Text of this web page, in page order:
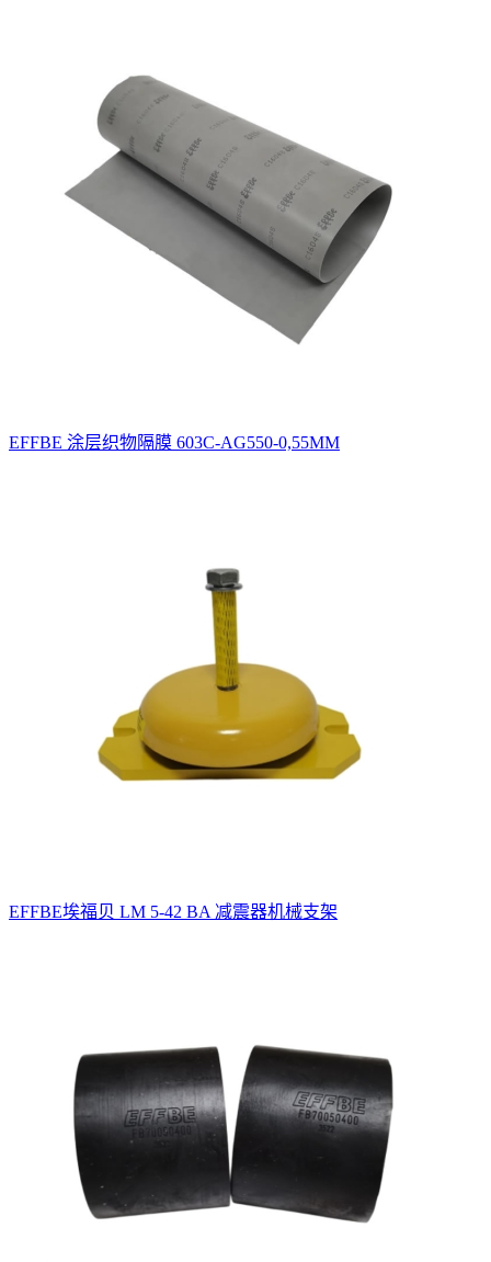
EFFBE 涂层织物隔膜 603C‑AG550‑0,55MM
EFFBE埃福贝 LM 5-42 BA 减震器机械支架